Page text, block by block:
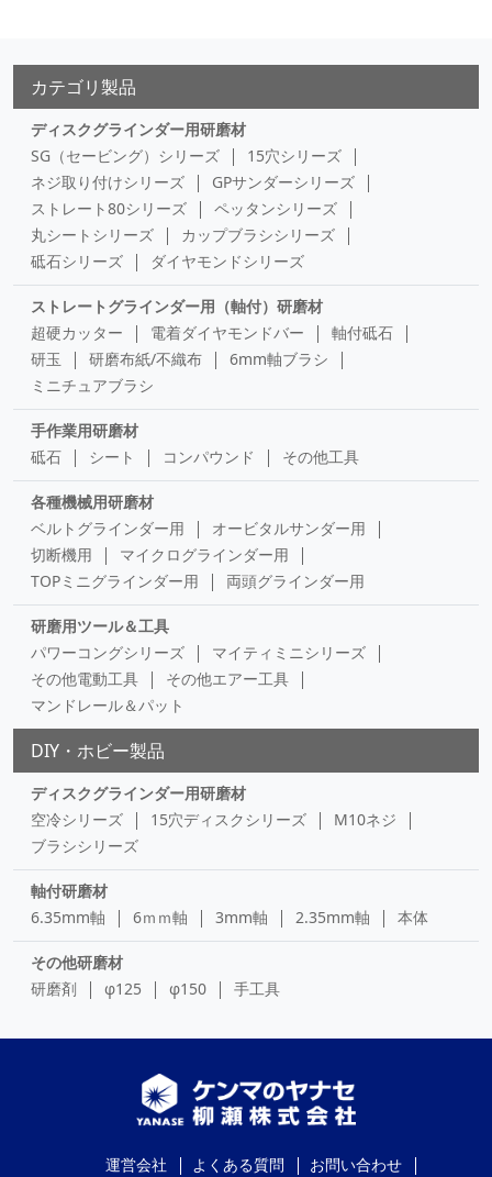
カテゴリ製品
ディスクグラインダー用研磨材
SG（セービング）シリーズ
15穴シリーズ
ネジ取り付けシリーズ
GPサンダーシリーズ
ストレート80シリーズ
ペッタンシリーズ
丸シートシリーズ
カップブラシシリーズ
砥石シリーズ
ダイヤモンドシリーズ
ストレートグラインダー用（軸付）研磨材
超硬カッター
電着ダイヤモンドバー
軸付砥石
研玉
研磨布紙/不織布
6mm軸ブラシ
ミニチュアブラシ
手作業用研磨材
砥石
シート コンパウンド その他工具
各種機械用研磨材
ベルトグラインダー用
オービタルサンダー用
切断機用
マイクログラインダー用
TOPミニグラインダー用
両頭グラインダー用
研磨用ツール＆工具
パワーコングシリーズ
マイティミニシリーズ
その他電動工具
その他エアー工具
マンドレール＆パット
DIY・ホビー製品
ディスクグラインダー用研磨材
空冷シリーズ
15穴ディスクシリーズ
M10ネジ
ブラシシリーズ
軸付研磨材
6.35mm軸
6ｍｍ軸 3mm軸 2.35mm軸 本体
その他研磨材
研磨剤
φ125 φ150 手工具
運営会社 よくある質問 お問い合わせ